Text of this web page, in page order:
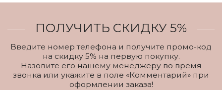
ПОЛУЧИТЬ СКИДКУ 5%
Введите номер телефона и получите промо-код
на скидку 5% на первую покупку.
Назовите его нашему менеджеру во время
звонка или укажите в поле «Комментарий» при
оформлении заказа!